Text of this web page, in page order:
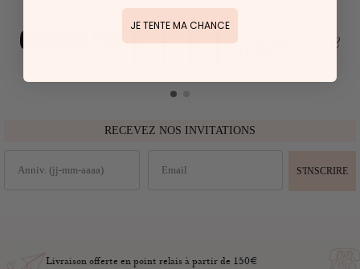
RECEVEZ NOS INVITATIONS
S'INSCRIRE
Livraison offerte en point relais à partir de 150€
JE TENTE MA CHANCE